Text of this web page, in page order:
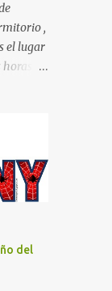
,
el lugar
horas y
los
éste
y
la
que
es
del